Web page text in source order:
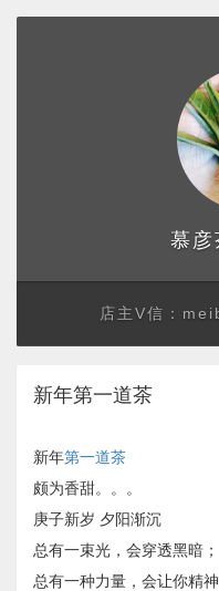
慕彦
店主V信：
新年第一道茶
新年第一道茶
颇为香甜。。。
庚子新岁 夕阳渐沉
总有一束光，会穿透黑暗；
总有一种力量，会让你精神